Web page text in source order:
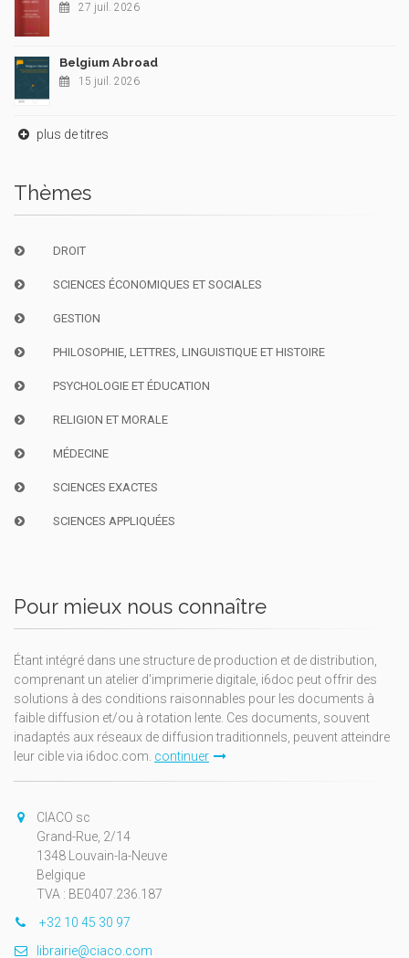
27 juil. 2026
Belgium Abroad
15 juil. 2026
plus de titres
Thèmes
DROIT
SCIENCES ÉCONOMIQUES ET SOCIALES
GESTION
PHILOSOPHIE, LETTRES, LINGUISTIQUE ET HISTOIRE
PSYCHOLOGIE ET ÉDUCATION
RELIGION ET MORALE
MÉDECINE
SCIENCES EXACTES
SCIENCES APPLIQUÉES
Pour mieux nous connaître
Étant intégré dans une structure de production et de distribution,
comprenant un atelier d'imprimerie digitale, i6doc peut offrir des
solutions à des conditions raisonnables pour les documents à
faible diffusion et/ou à rotation lente. Ces documents, souvent
inadaptés aux réseaux de diffusion traditionnels, peuvent atteindre
leur cible via i6doc.com. continuer
CIACO sc
Grand-Rue, 2/14
1348 Louvain-la-Neuve
Belgique
TVA : BE0407.236.187
+32 10 45 30 97
librairie@ciaco.com